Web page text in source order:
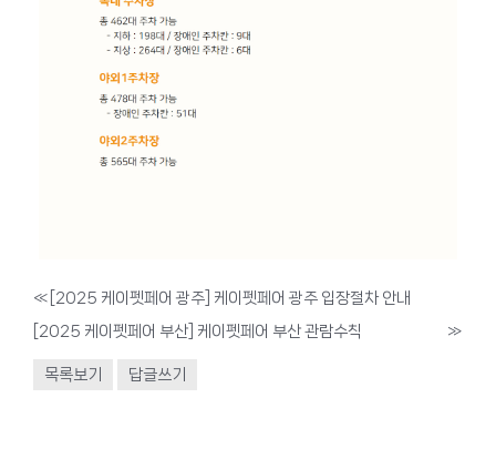
« [2025 케이펫페어 광주] 케이펫페어 광주 입장절차 안내
[2025 케이펫페어 부산] 케이펫페어 부산 관람수칙
»
목록보기 답글쓰기